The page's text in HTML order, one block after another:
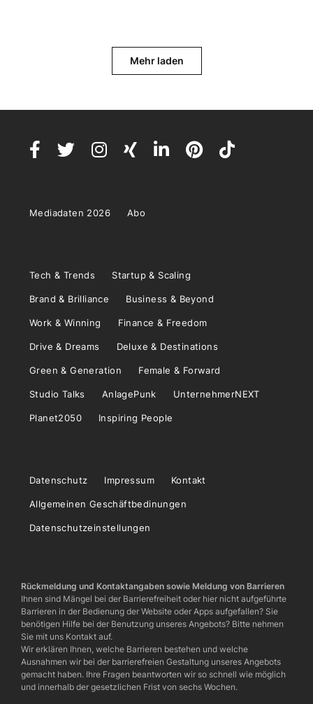
Mehr laden
Mediadaten 2026 Abo
Tech & Trends Startup & Scaling
Brand & Brilliance Business & Beyond
Work & Winning Finance & Freedom
Drive & Dreams Deluxe & Destinations
Green & Generation Female & Forward
Studio Talks AnlagePunk UnternehmerNEXT
Planet2050 Inspiring People
Datenschutz Impressum Kontakt
Allgemeinen Geschäftbedinungen
Datenschutzeinstellungen
Rückmeldung und Kontaktangaben sowie Meldung von Barrieren
Ihnen sind Mängel bei der Barrierefreiheit oder hier nicht aufgeführte
Barrieren in der Bedienung der Website oder Apps aufgefallen? Sie
benötigen Hilfe bei der Benutzung unseres Angebots? Bitte nehmen
Sie mit uns Kontakt auf.
Wir erklären Ihnen, welche Barrieren bestehen und welche
Ausnahmen wir bei der barrierefreien Gestaltung unseres Angebots
gemacht haben. Ihre Fragen beantworten wir so schnell wie möglich
und innerhalb der gesetzlichen Frist von sechs Wochen.